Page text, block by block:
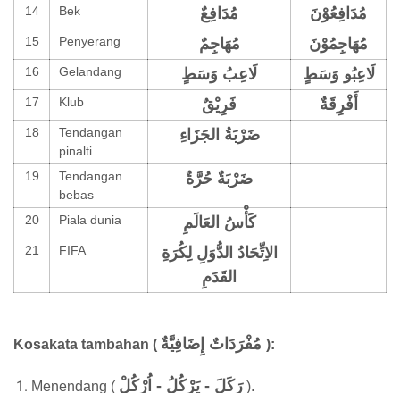
14 Bek مُدَافِعٌ مُدَافِعُوْنَ
15 Penyerang مُهَاجِمٌ مُهَاجِمُوْنَ
16 Gelandang لَاعِبُ وَسَطٍ لَاعِبُو وَسَطٍ
17 Klub فَرِيْقٌ أَفْرِقَةٌ
18
Tendangan
pinalti
ضَرْبَةُ الجَزَاءِ
19
Tendangan
bebas
ضَرْبَةٌ حُرَّةٌ
20 Piala dunia كَأْسُ العَالَمِ
21 FIFA
الاِتِّحَادُ الدُّوَلِ لِكُرَةِ
القَدَمِ
Kosakata tambahan ( ):
Menendang ( رَكَلَ - يَرْكُلُ - اُرْكُلْ).